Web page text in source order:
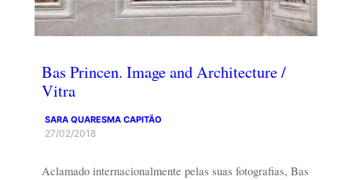
Bas Princen. Image and Architecture /
Vitra
SARA QUARESMA CAPITÃO
27/02/2018
Aclamado internacionalmente pelas suas fotografias, Bas